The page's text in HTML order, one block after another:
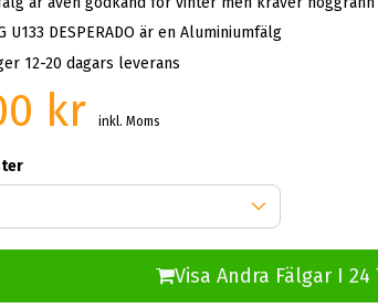
U133 DESPERADO är en Aluminiumfälg
12-20 dagars leverans
krinkl. Moms
Visa Andra Fälgar I 24